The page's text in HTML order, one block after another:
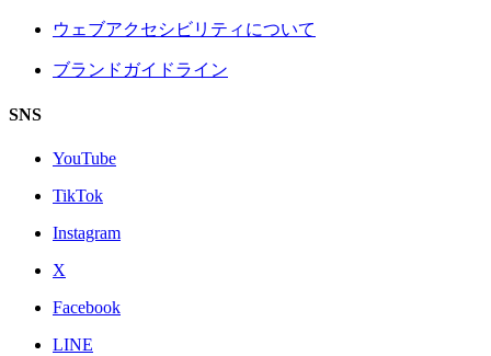
ウェブアクセシビリティについて
ブランドガイドライン
SNS
YouTube
TikTok
Instagram
X
Facebook
LINE